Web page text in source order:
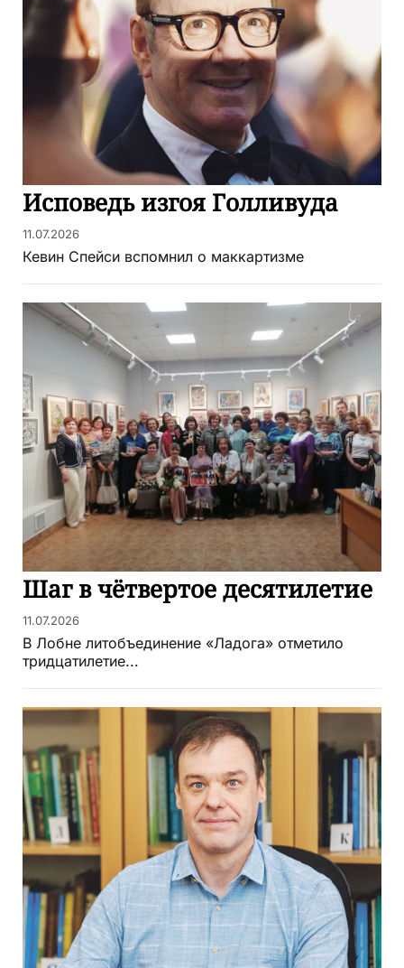
Исповедь изгоя Голливуда
11.07.2026
Кевин Спейси вспомнил о маккартизме
Шаг в чётвертое десятилетие
11.07.2026
В Лобне литобъединение «Ладога» отметило
тридцатилетие...